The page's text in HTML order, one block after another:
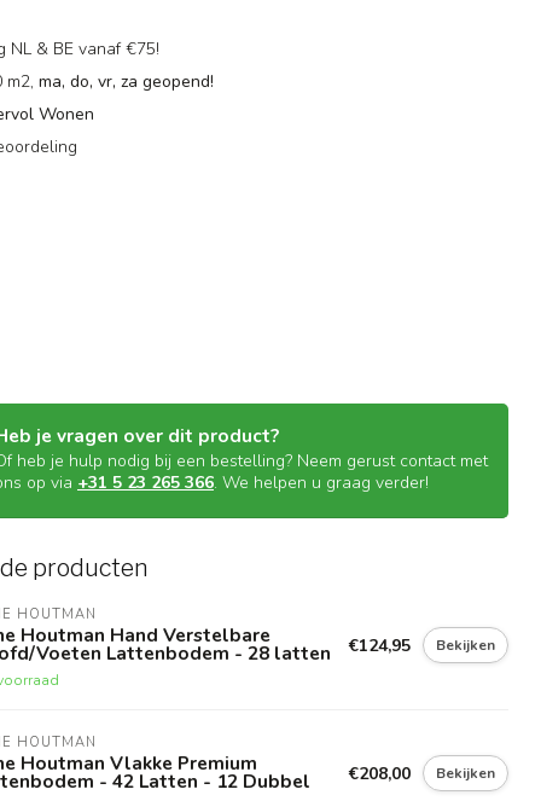
NL & BE vanaf €75!
m2,ma, do, vr, za geopend!
Wonen
je vragen over dit product?
heb je hulp nodig bij een bestelling? Neem gerust contact met
op via +31 5 23 265 366. We helpen u graag verder!
producten
HOUTMAN
Houtman Hand Verstelbare
Voeten Lattenbodem - 28 latten €124,95 Bekijken
HOUTMAN
Houtman Vlakke Premium
- 42 Latten - 12 Dubbel €208,00 Bekijken